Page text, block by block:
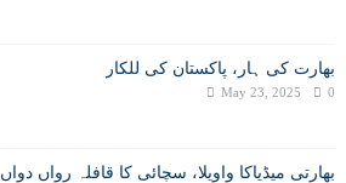
بھارت کی ہار، پاکستان کی للکار
May 23, 2025 0
بھارتی میڈیاکا واویلا، سچائی کا قافلہ رواں دواں